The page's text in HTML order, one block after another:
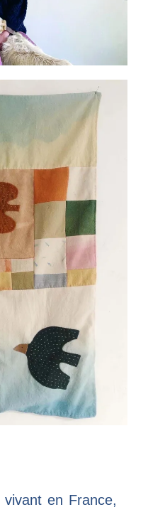
en France,